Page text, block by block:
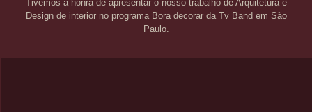
Tivemos a honra de apresentar o nosso trabalho de Arquitetura e
Design de interior no programa Bora decorar da Tv Band em São
Paulo.